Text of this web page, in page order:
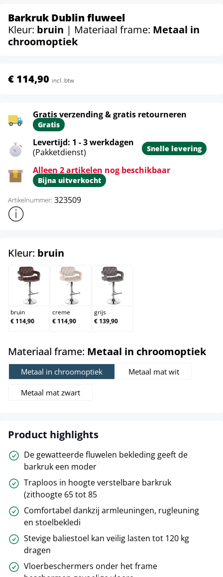
Barkruk Dublin fluweel
Kleur: bruin | Materiaal frame: Metaal in
chroomoptiek
€ 114,90 incl. btw
Gratis verzending & gratis retourneren
Gratis
Levertijd: 1 - 3 werkdagen
(Pakketdienst)
Snelle levering
Alleen 2 artikelen nog beschikbaar
Bijna uitverkocht
Artikelnummer: 323509
Toon meer productinformatie
Kleur: bruin
bruin
bruin
€ 114,90
creme
creme
€ 114,90
grijs
grijs
€ 139,90
Materiaal frame: Metaal in chroomoptiek
Metaal in chroomoptiek Metaal mat wit
Metaal mat zwart
Product highlights
De gewatteerde fluwelen bekleding geeft de
barkruk een moder
Traploos in hoogte verstelbare barkruk
(zithoogte 65 tot 85
Comfortabel dankzij armleuningen, rugleuning
en stoelbekledi
Stevige baliestoel kan veilig lasten tot 120 kg
dragen
Vloerbeschermers onder het frame